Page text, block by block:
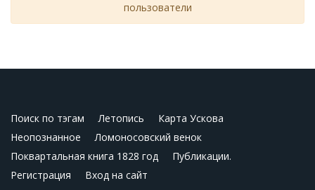
пользователи
Поиск по тэгам Летопись
Карта Ускова
Неопознанное
Ломоносовский венок
Поквартальная книга 1828 год
Публикации.
Регистрация
Вход на сайт